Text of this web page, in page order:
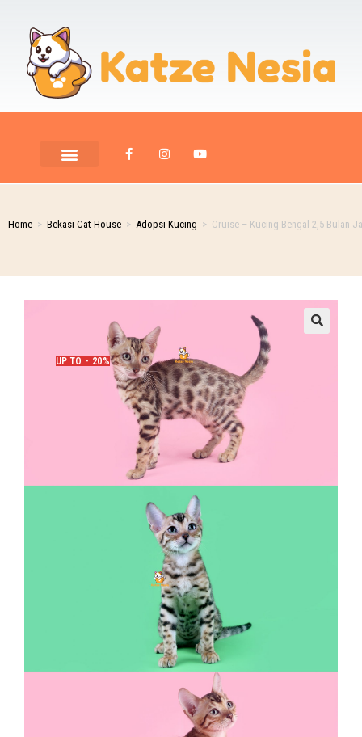
Home > Bekasi Cat House > Adopsi Kucing > Cruise – Kucing Bengal 2,5 Bulan
UP TO - 20%